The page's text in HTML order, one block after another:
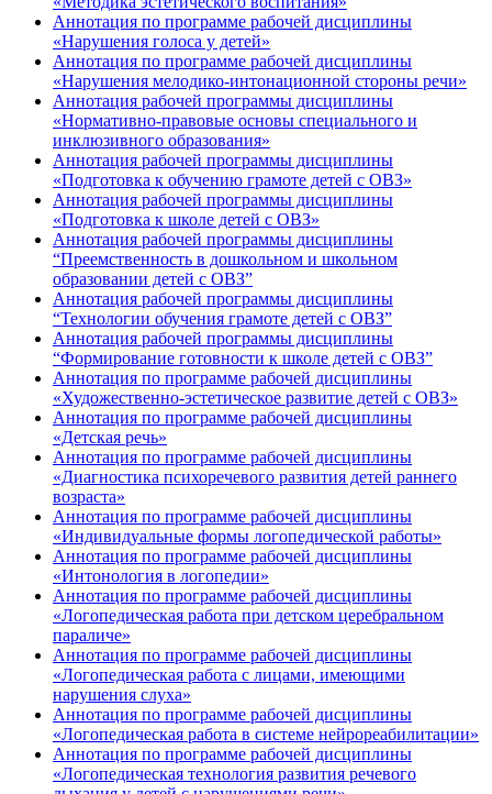
Аннотация по программе рабочей дисциплины
«Нарушения голоса у детей»
Аннотация по программе рабочей дисциплины
«Нарушения мелодико-интонационной стороны речи»
Аннотация рабочей программы дисциплины
«Нормативно-правовые основы специального и
инклюзивного образования»
Аннотация рабочей программы дисциплины
«Подготовка к обучению грамоте детей с ОВЗ»
Аннотация рабочей программы дисциплины
«Подготовка к школе детей с ОВЗ»
Аннотация рабочей программы дисциплины
“Преемственность в дошкольном и школьном
образовании детей с ОВЗ”
Аннотация рабочей программы дисциплины
“Технологии обучения грамоте детей с ОВЗ”
Аннотация рабочей программы дисциплины
“Формирование готовности к школе детей с ОВЗ”
Аннотация по программе рабочей дисциплины
«Художественно-эстетическое развитие детей с ОВЗ»
Аннотация по программе рабочей дисциплины
«Детская речь»
Аннотация по программе рабочей дисциплины
«Диагностика психоречевого развития детей раннего
возраста»
Аннотация по программе рабочей дисциплины
«Индивидуальные формы логопедической работы»
Аннотация по программе рабочей дисциплины
«Интонология в логопедии»
Аннотация по программе рабочей дисциплины
«Логопедическая работа при детском церебральном
параличе»
Аннотация по программе рабочей дисциплины
«Логопедическая работа с лицами, имеющими
нарушения слуха»
Аннотация по программе рабочей дисциплины
«Логопедическая работа в системе нейрореабилитации»
Аннотация по программе рабочей дисциплины
«Логопедическая технология развития речевого